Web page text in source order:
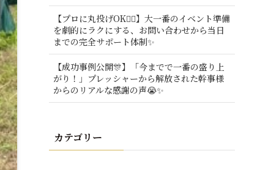
【プロに丸投げOK🙆‍♂️】大一番のイベント準備
を劇的にラクにする、お問い合わせから当日
までの完全サポート体制✨
【成功事例公開🎊】「今までで一番の盛り上
がり！」プレッシャーから解放された幹事様
からのリアルな感謝の声😭✨
カテゴリー